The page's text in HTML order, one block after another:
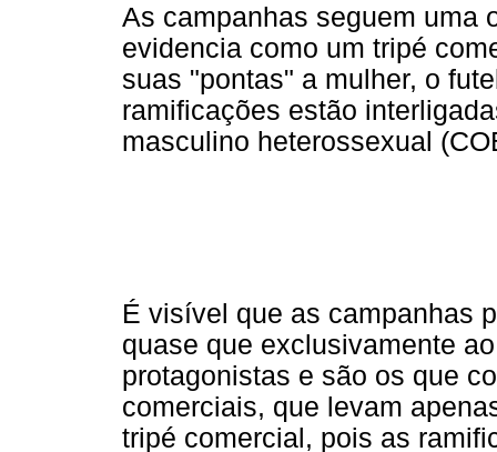
As campanhas seguem uma
evidencia como um tripé
suas "pontas" a mulher, o
ramificações estão
masculino heterossexual
É visível que as campanhas
quase que exclusivamente
protagonistas e são os que
comerciais, que levam
tripé comercial, pois as